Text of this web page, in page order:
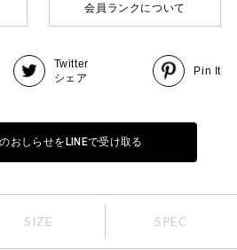
会員ランクについて
Twitter
シェア
Pin It
おしらせをLINEで受け取る
SIZE SPEC